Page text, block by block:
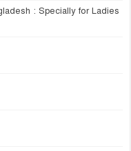
: Specially for Ladies